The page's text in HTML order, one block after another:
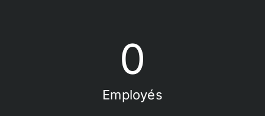
0
Employés